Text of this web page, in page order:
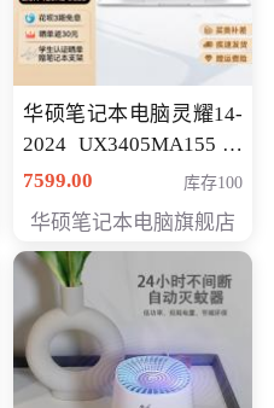
华硕笔记本电脑灵耀14-
2024 UX3405MA155冰
川银 oled 智慧轻薄本 会
7599.00 库存100
华硕笔记本电脑旗舰店